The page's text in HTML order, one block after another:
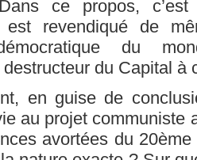
ce propos,
revendiqué de
du
du Capital à
en guise de
au projet communiste
avortées du